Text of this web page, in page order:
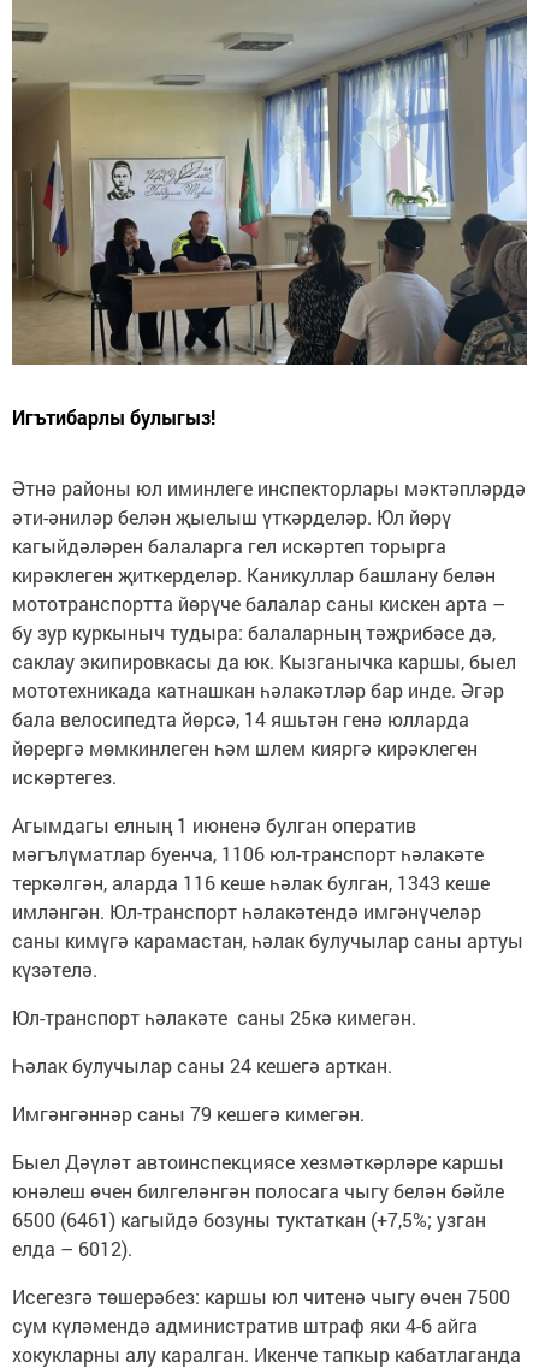
Игътибарлы булыгыз!
Әтнә районы юл иминлеге инспекторлары мәктәпләрдә
әти-әниләр белән җыелыш үткәрделәр. Юл йөрү
кагыйдәләрен балаларга гел искәртеп торырга
кирәклеген җиткерделәр. Каникуллар башлану белән
мототранспортта йөрүче балалар саны кискен арта –
бу зур куркыныч тудыра: балаларның тәҗрибәсе дә,
саклау экипировкасы да юк. Кызганычка каршы, быел
мототехникада катнашкан һәлакәтләр бар инде. Әгәр
бала велосипедта йөрсә, 14 яшьтән генә юлларда
йөрергә мөмкинлеген һәм шлем кияргә кирәклеген
искәртегез.
Агымдагы елның 1 июненә булган оператив
мәгълүматлар буенча, 1106 юл-транспорт һәлакәте
теркәлгән, аларда 116 кеше һәлак булган, 1343 кеше
имләнгән. Юл-транспорт һәлакәтендә имгәнүчеләр
саны кимүгә карамастан, һәлак булучылар саны артуы
күзәтелә.
Юл-транспорт һәлакәте саны 25кә кимегән.
Һәлак булучылар саны 24 кешегә арткан.
Имгәнгәннәр саны 79 кешегә кимегән.
Быел Дәүләт автоинспекциясе хезмәткәрләре каршы
юнәлеш өчен билгеләнгән полосага чыгу белән бәйле
6500 (6461) кагыйдә бозуны туктаткан (+7,5%; узган
елда – 6012).
Исегезгә төшерәбез: каршы юл читенә чыгу өчен 7500
сум күләмендә административ штраф яки 4-6 айга
хокукларны алу каралган. Икенче тапкыр кабатлаганда